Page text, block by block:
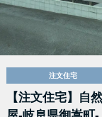
注文住宅
【注文住宅】自